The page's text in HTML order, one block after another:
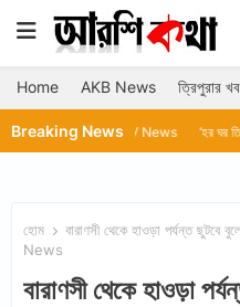
Home AKB News ত্রিপুরার
Breaking News
TV News ‘হর ঘর তিরঙ্গা’ কর্মসূচি
হোম
বারাণসী থেকে হাওড়া পর্যন্ত
News
বারাণসী থেকে হাওড়া